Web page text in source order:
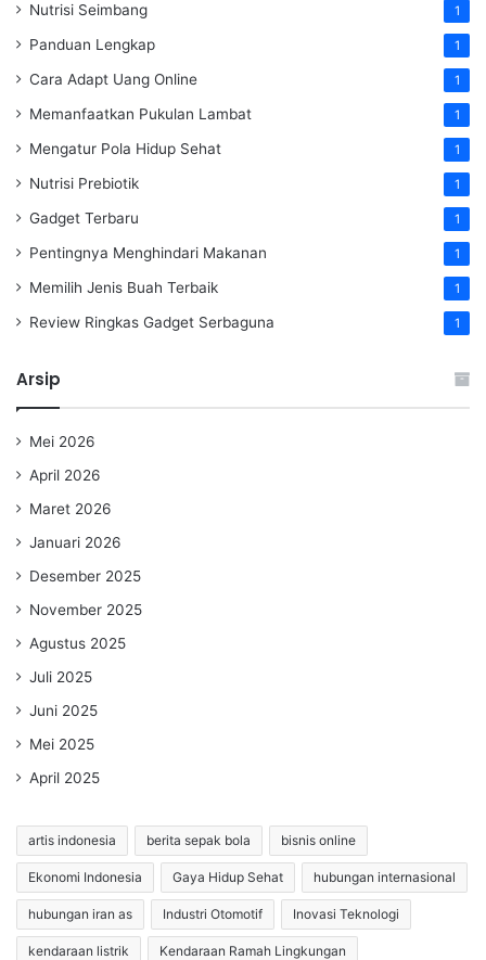
Nutrisi Seimbang 1
Panduan Lengkap 1
Cara Adapt Uang Online 1
Memanfaatkan Pukulan Lambat 1
Mengatur Pola Hidup Sehat 1
Nutrisi Prebiotik 1
Gadget Terbaru 1
Pentingnya Menghindari Makanan 1
Memilih Jenis Buah Terbaik 1
Review Ringkas Gadget Serbaguna 1
Arsip
Mei 2026
April 2026
Maret 2026
Januari 2026
Desember 2025
November 2025
Agustus 2025
Juli 2025
Juni 2025
Mei 2025
April 2025
artis indonesia berita sepak bola bisnis online
Ekonomi Indonesia Gaya Hidup Sehat hubungan internasional
hubungan iran as Industri Otomotif Inovasi Teknologi
kendaraan listrik Kendaraan Ramah Lingkungan